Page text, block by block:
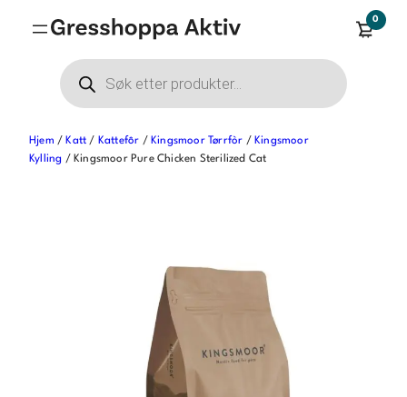
0
Products
search
Hjem /Katt / Kattefôr /Kingsmoor Tørrfòr /Kingsmoor
Kylling / Kingsmoor Pure Chicken Sterilized Cat